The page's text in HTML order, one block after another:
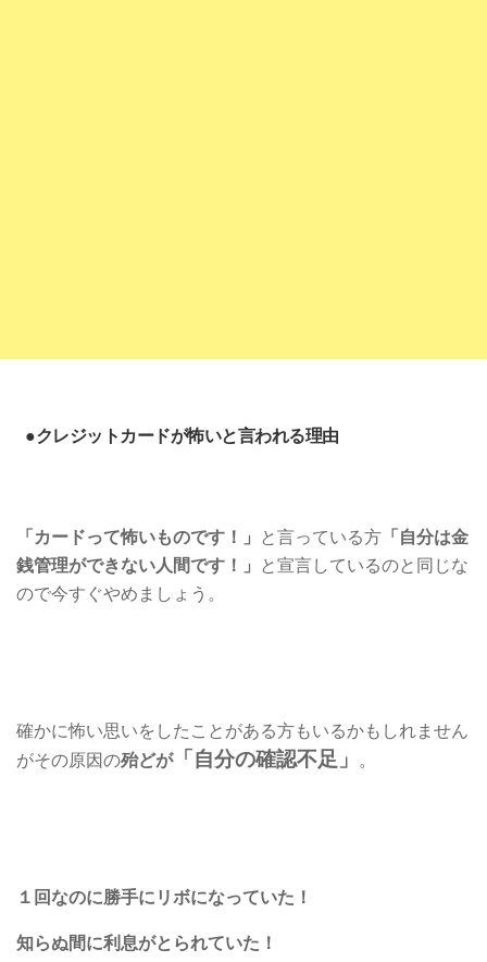
●クレジットカードが怖いと言われる理由
「カードって怖いものです！」 と言っている方 「自分は金
銭管理ができない人間です！」
と宣言しているのと同じな
ので今すぐやめましょう。
確かに怖い思いをしたことがある方もいるかもしれません
がその原因の殆どが「自分の確認不足」 。
１回なのに勝手にリボになっていた！
知らぬ間に利息がとられていた！